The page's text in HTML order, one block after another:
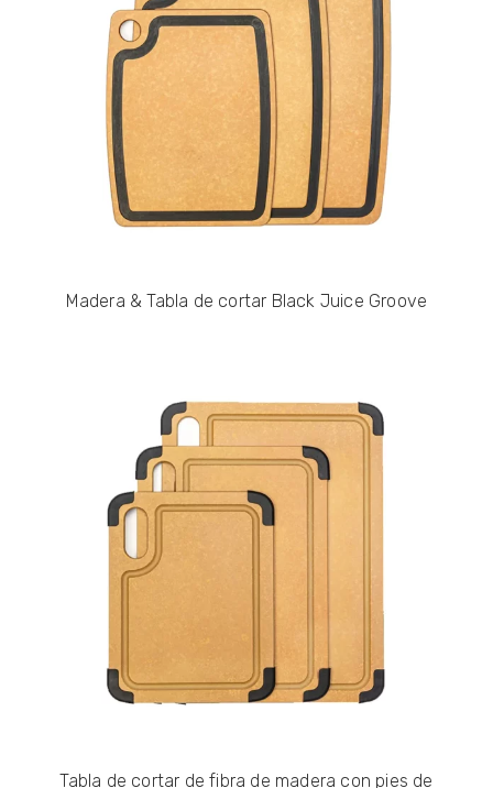
Madera & Tabla de cortar Black Juice Groove
Tabla de cortar de fibra de madera con pies de